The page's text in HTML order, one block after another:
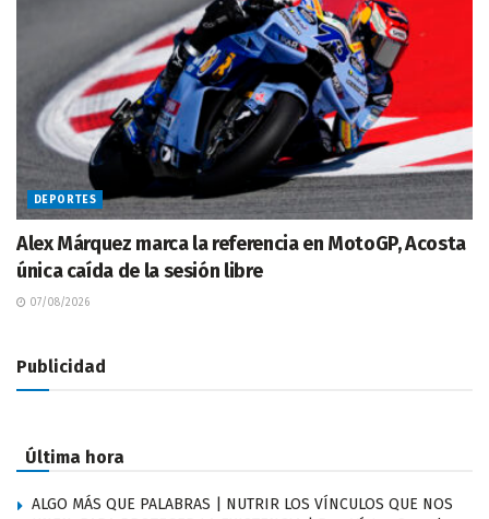
DEPORTES
Alex Márquez marca la referencia en MotoGP, Acosta
única caída de la sesión libre
07/08/2026
Publicidad
Última hora
ALGO MÁS QUE PALABRAS | NUTRIR LOS VÍNCULOS QUE NOS